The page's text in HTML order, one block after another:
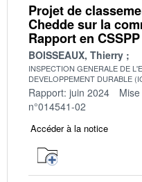
Projet de
Chedde sur la
Rapport en CSSPP
BOISSEAUX, Thierry
INSPECTION GENERALE DE
DEVELOPPEMENT DURABLE
Rapport: juin 2024
n°014541-02
Accéder à la notice